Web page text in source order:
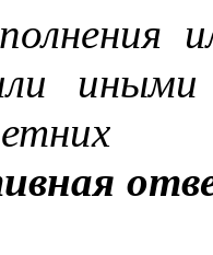
иными